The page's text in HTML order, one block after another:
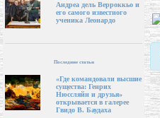
Андреа дель Верроккьо и
его самого известного
ученика Леонардо
Последние статьи
«Где командовали высшие
существа: Генрих
Нюссляйн и друзья»
открывается в галерее
Гвидо В. Баудаха